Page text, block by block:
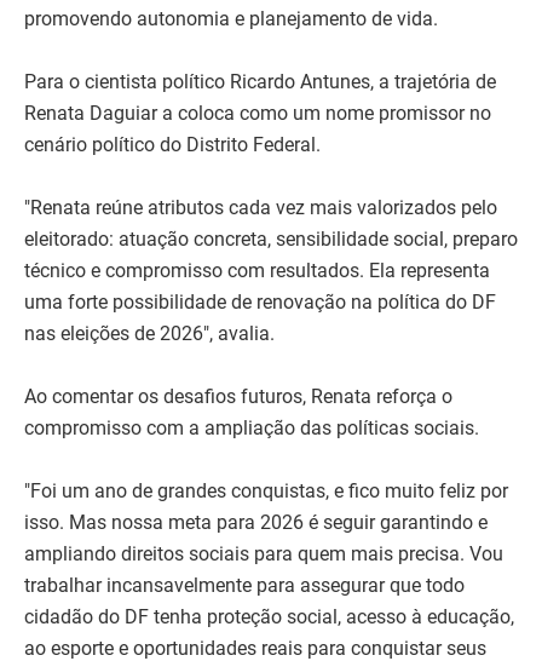
promovendo autonomia e planejamento de vida.
Para o cientista político Ricardo Antunes, a trajetória de
Renata Daguiar a coloca como um nome promissor no
cenário político do Distrito Federal.
"Renata reúne atributos cada vez mais valorizados pelo
eleitorado: atuação concreta, sensibilidade social, preparo
técnico e compromisso com resultados. Ela representa
uma forte possibilidade de renovação na política do DF
nas eleições de 2026", avalia.
Ao comentar os desafios futuros, Renata reforça o
compromisso com a ampliação das políticas sociais.
"Foi um ano de grandes conquistas, e fico muito feliz por
isso. Mas nossa meta para 2026 é seguir garantindo e
ampliando direitos sociais para quem mais precisa. Vou
trabalhar incansavelmente para assegurar que todo
cidadão do DF tenha proteção social, acesso à educação,
ao esporte e oportunidades reais para conquistar seus